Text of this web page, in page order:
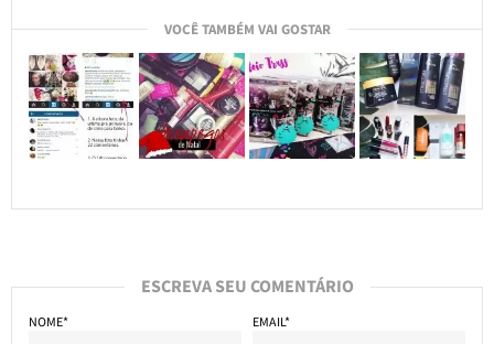
VOCÊ TAMBÉM VAI GOSTAR
ESCREVA SEU COMENTÁRIO
NOME* EMAIL*